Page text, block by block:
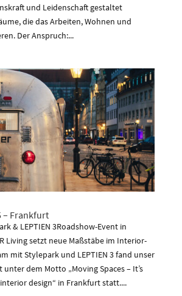
und Leidenschaft gestaltet
die das Arbeiten, Wohnen und
Der Anspruch:...
– Frankfurt
& LEPTIEN 3Roadshow-Event in
Living setzt neue Maßstäbe im Interior-
mit Stylepark und LEPTIEN 3 fand unser
unter dem Motto „Moving Spaces – It’s
design“ in Frankfurt statt....